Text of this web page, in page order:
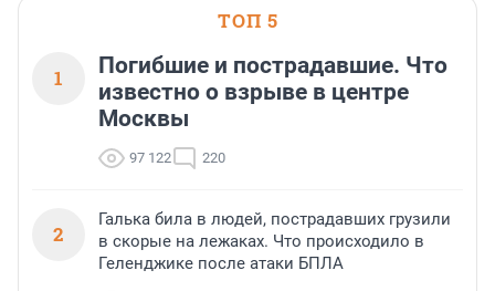
ТОП 5
1
Погибшие и пострадавшие. Что
известно о взрыве в центре
Москвы
97 122 220
2
Галька била в людей, пострадавших грузили
в скорые на лежаках. Что происходило в
Геленджике после атаки БПЛА